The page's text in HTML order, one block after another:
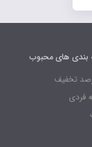
بندی های محبوب
فردی